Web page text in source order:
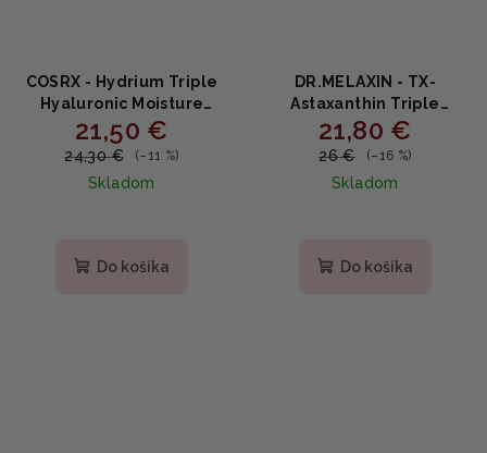
COSRX - Hydrium Triple
Hyaluronic Moisture
Ampoule - Hydratačná
ampulka s 3 formami
kyseliny hyalurónovej
40ml
21,50 €
24,30 € (–11 %)
Skladom
Do košíka
DR.MELAXIN - TX-
Astaxanthin Triple
Brightening Jelly Serum
- Rozjasňujúce sérum s
tranexamovou kyselinou
21,80 €
26 € (–16 %)
Skladom
Do košíka